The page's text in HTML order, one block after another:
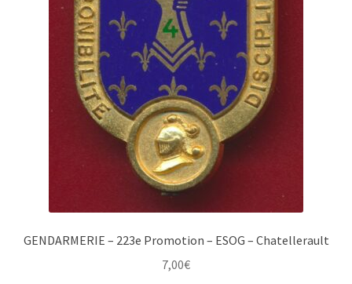
GENDARMERIE – 223e Promotion – ESOG – Chatellerault
7,00€